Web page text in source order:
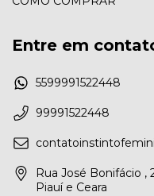
Entre em
5599991522448
99991522448
Rua José Bonifácio
Piauí e Ceara